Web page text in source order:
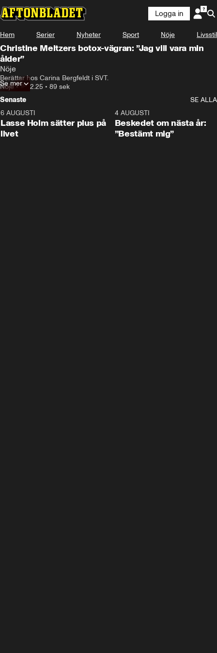
Logga in
Hem Serier Nyheter Sport Nöje Livsstil
Christine Meltzers botox-vägran: ”Jag vill vara min
ålder”
Nöje
Berättar hos Carina Bergfeldt i SVT.
Nöje•18.12.25 • 89 sek
Se mer
Senaste
SE ALLA
6 AUGUSTI
Lasse Holm sätter plus på
livet
4 AUGUSTI
Beskedet om nästa år:
”Bestämt mig”